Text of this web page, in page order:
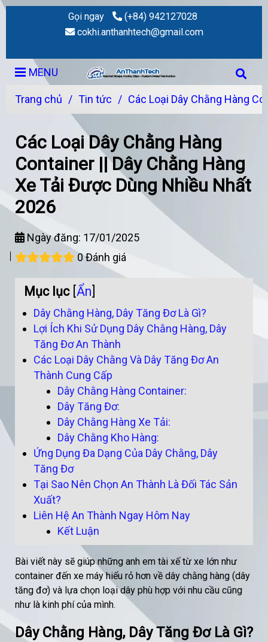
Gọi ngay
(+84) 942127028
cokhi.anthanhtech@gmail.com
MENU
Trang chủ / Tin tức / Các Loại Dây Chằng Hàng
Các Loại Dây Chằng Hàng
Container || Dây Chằng Hàng
Xe Tải Được Dùng Nhiều Nhất
2026
Ngày đăng: 17/01/2025
0 Đánh giá
Mục lục Ẩn
Dây Chằng Hàng, Dây Tăng Đơ Là Gì?
Lợi Ích Khi Sử Dụng Dây Chằng Hàng, Dây
Tăng Đơ An Thành
Các Loại Dây Chằng Và Dây Tăng Đơ An
Thành Cung Cấp
Dây Chằng Hàng Container:
Dây Tăng Đơ:
Dây Chằng Hàng Xe Tải:
Dây Chằng Kho Hàng:
Ứng Dụng Đa Dạng Của Dây Chằng, Dây
Tăng Đơ
Tại Sao Nên Chọn An Thành Là Đối Tác Sản
Xuất?
Liên Hệ An Thành Ngay Hôm Nay
Kết Luận
Bài viết này sẽ giúp những anh em tài xế từ xe lớn như
container đến xe máy hiểu rỏ hơn về dây chằng hàng (dây
tăng đơ) và lựa chọn loại dây phù hợp với nhu cầu cũng
như là kinh phí của mình.
Dây Chằng Hàng, Dây Tăng Đơ Là Gì?